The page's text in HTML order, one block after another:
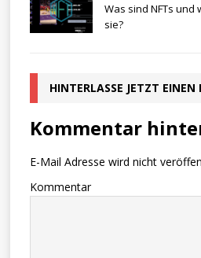
Was sind NFTs
sie?
HINTERLASSE JETZT
Kommentar
E-Mail Adresse wird nicht
Kommentar